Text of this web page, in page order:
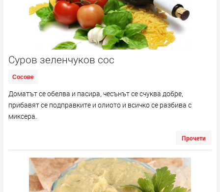
Суров зеленчуков сос
Сосове
Доматът се обелва и пасира, чесънът се счуква добре,
прибавят се подправките и олиото и всичко се разбива с
миксера.
Прочети